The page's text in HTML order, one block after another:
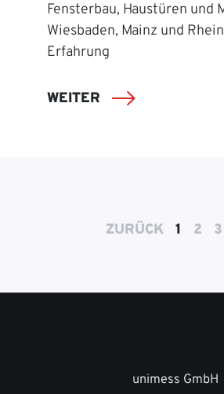
Fensterbau, Haustüren und
Wiesbaden, Mainz und
Erfahrung
WEITER
ZURÜCK 1 2 3
unimess GmbH